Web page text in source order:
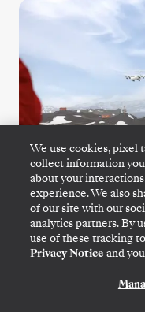
Antarctica
de compromis
We use cookies, pixel
collect information
about your
experience. We also
of our site with our
analytics partners. By
use of these tracking
Privacy Notice and